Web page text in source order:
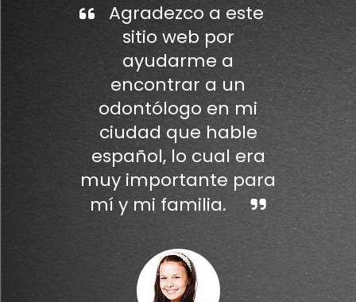
Agradezco a este
sitio web por
ayudarme a
encontrar a un
odontólogo en mi
ciudad que hable
español, lo cual era
muy importante para
mí y mi familia.